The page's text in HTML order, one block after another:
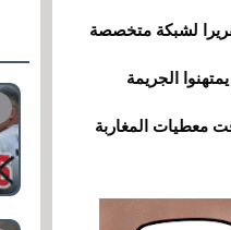
لشبكة متخصصة
الجريمة
معطيات المغاربة